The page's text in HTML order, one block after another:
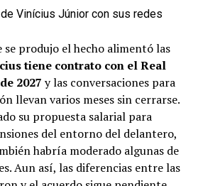
Vinícius Júnior con sus redes
produjo el hecho alimentó las
tiene contrato con el Real
2027 y las conversaciones para
llevan varios meses sin cerrarse.
su propuesta salarial para
del entorno del delantero,
habría moderado algunas de
Aun así, las diferencias entre las